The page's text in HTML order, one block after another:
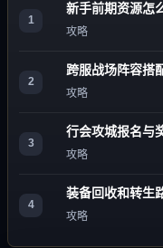
1
新手前期资源怎
攻略
2
跨服战场阵容搭
攻略
3
行会攻城报名与
攻略
4
装备回收和转生
攻略